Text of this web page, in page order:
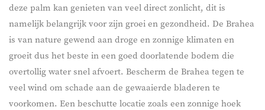
deze palm kan genieten van veel direct zonlicht, dit is
namelijk belangrijk voor zijn groei en gezondheid. De Brahea
is van nature gewend aan droge en zonnige klimaten en
groeit dus het beste in een goed doorlatende bodem die
overtollig water snel afvoert. Bescherm de Brahea tegen te
veel wind om schade aan de gewaaierde bladeren te
voorkomen. Een beschutte locatie zoals een zonnige hoek